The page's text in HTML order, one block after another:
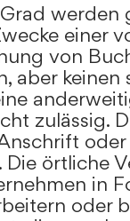
werden
einer
von
aber keinen
zulässig.
örtliche
in
oder